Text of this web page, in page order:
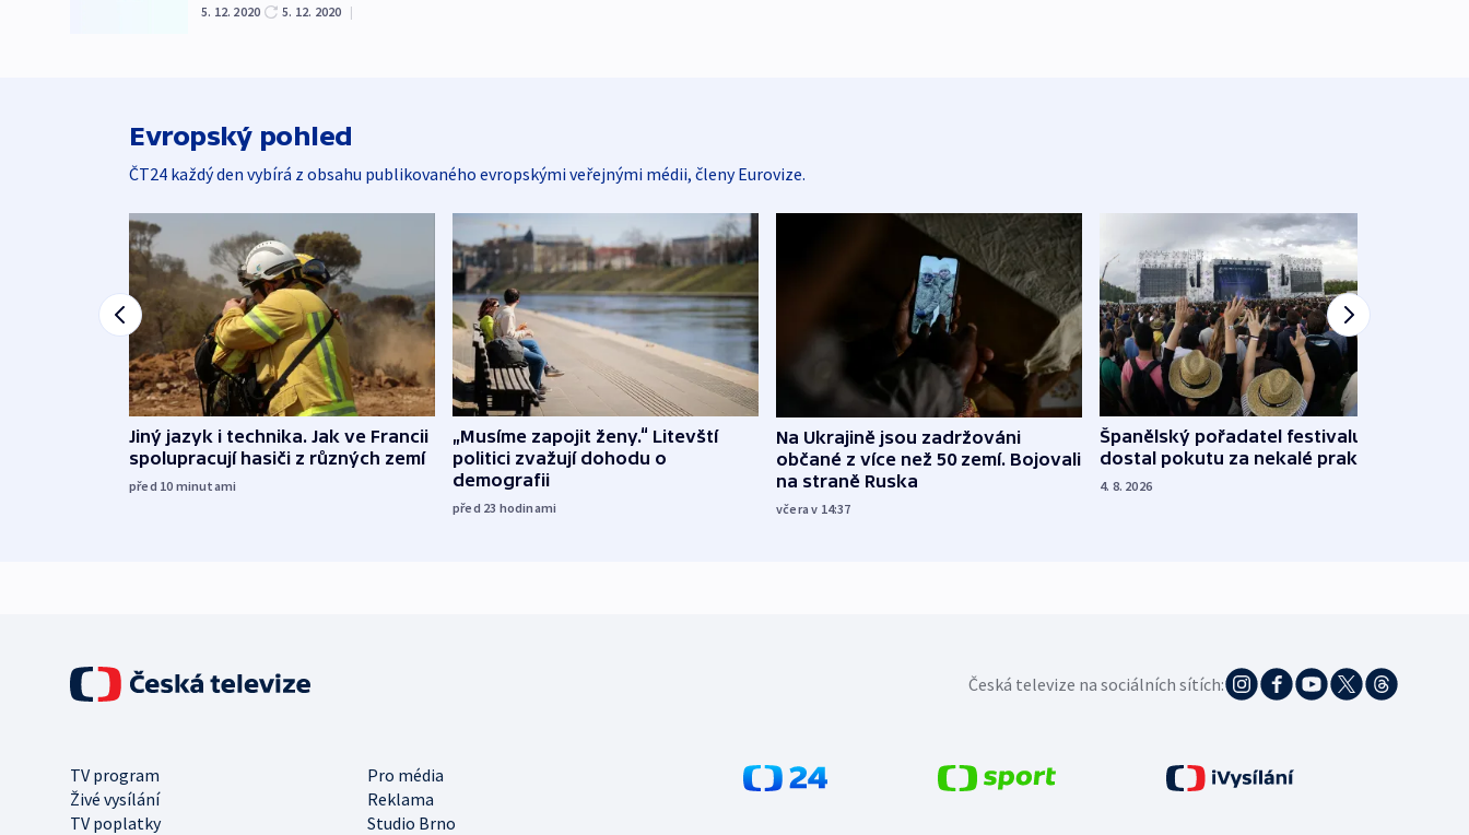
5. 12. 2020 5. 12. 2020 |
Evropský pohled
ČT24 každý den vybírá z obsahu publikovaného evropskými veřejnými médii, členy Eurovize.
Jiný jazyk i technika. Jak ve Francii
spolupracují hasiči z různých zemí
před 10 minutami
„Musíme zapojit ženy.“ Litevští
politici zvažují dohodu o
demografii
před 23 hodinami
Na Ukrajině jsou zadržováni
občané z více než 50 zemí. Bojovali
na straně Ruska
včera v 14:37
Španělský pořadatel festivalu
dostal pokutu za nekalé praktiky
4. 8. 2026
Česká televize na sociálních sítích:
TV program
Pro média
Živé vysílání
Reklama
TV poplatky
Studio Brno